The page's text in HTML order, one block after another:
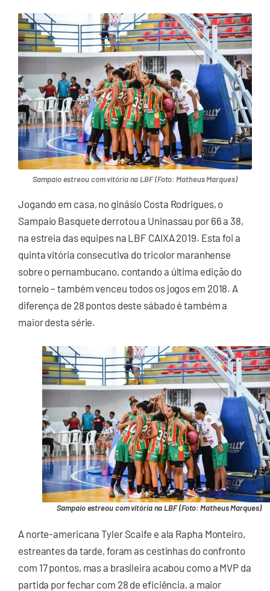
Sampaio estreou com vitória na LBF (Foto: Matheus Marques)
Jogando em casa, no ginásio Costa Rodrigues, o
Sampaio Basquete derrotou a Uninassau por 66 a 38,
na estreia das equipes na LBF CAIXA 2019. Esta foi a
quinta vitória consecutiva do tricolor maranhense
sobre o pernambucano, contando a última edição do
torneio – também venceu todos os jogos em 2018. A
diferença de 28 pontos deste sábado é também a
maior desta série.
Sampaio estreou com vitória na LBF (Foto: Matheus Marques)
A norte-americana Tyler Scaife e ala Rapha Monteiro,
estreantes da tarde, foram as cestinhas do confronto
com 17 pontos, mas a brasileira acabou como a MVP da
partida por fechar com 28 de eficiência, a maior